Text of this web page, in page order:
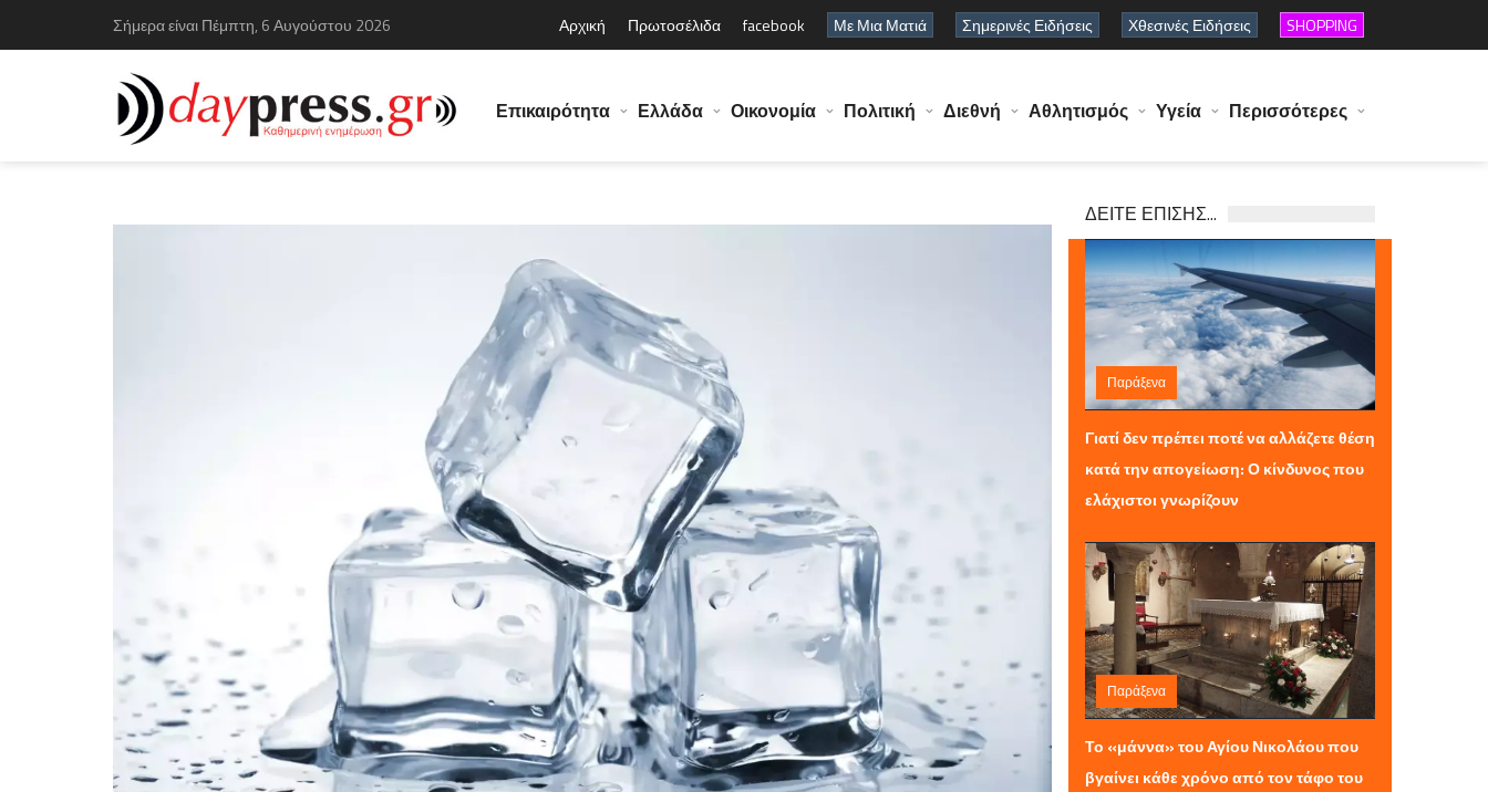
Σήμερα είναι Πέμπτη, 6 Αυγούστου 2026 Αρχική Πρωτοσέλιδα facebook Με Μια Ματιά Σημερινές Ειδήσεις Χθεσινές Ειδήσεις SHOPPING
Επικαιρότητα Ελλάδα Οικονομία Πολιτική Διεθνή Αθλητισμός Υγεία Περισσότερες
ΔΕΙΤΕ ΕΠΙΣΗΣ...
Παράξενα
Κυριακή 29 Μαρτίου 2026 13:57
Γιατί δεν πρέπει ποτέ να αλλάζετε θέση
κατά την απογείωση: Ο κίνδυνος που
ελάχιστοι γνωρίζουν
Παράξενα
Δευτέρα 29 Δεκεμβρίου 2025 21:30
Το «μάννα» του Αγίου Νικολάου που
βγαίνει κάθε χρόνο από τον τάφο του